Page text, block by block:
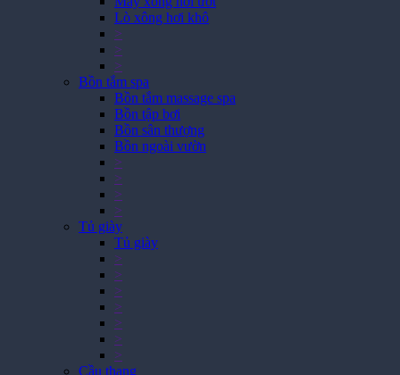
Lò xông hơi khô
>
>
>
Bồn tắm spa
Bồn tắm massage spa
Bồn tập bơi
Bồn sân thượng
Bồn ngoài vườn
>
>
>
>
Tủ giày
Tủ giày
>
>
>
>
>
>
>
Cầu thang